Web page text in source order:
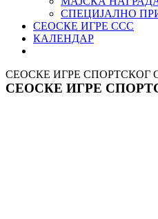
СПЕЦИЈАЛНО
СЕОСКЕ ИГРЕ ССС
КАЛЕНДАР
СЕОСКЕ ИГРЕ СПОРТСКОГ
СЕОСКЕ ИГРЕ